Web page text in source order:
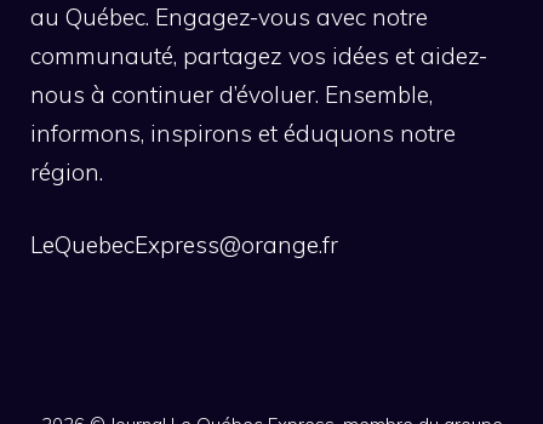
au Québec. Engagez-vous avec notre
communauté, partagez vos idées et aidez-
nous à continuer d’évoluer. Ensemble,
informons, inspirons et éduquons notre
région.
LeQuebecExpress@orange.fr